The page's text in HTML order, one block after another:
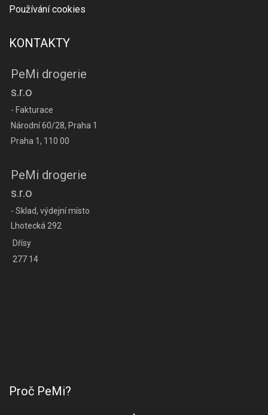
Používání cookies
KONTAKTY
PeMi drogerie
s.r.o
- Fakturace
Národní 60/28, Praha 1
Praha 1, 110 00
PeMi drogerie
s.r.o
- Sklad, výdejní místo
Lhotecká 292
Dřísy
277 14
Proč PeMi?